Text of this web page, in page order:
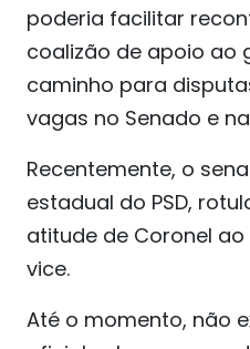
poderia facilitar
coalizão de apoio ao
caminho para
vagas no Senado e
Recentemente, o
estadual do PSD,
atitude de Coronel
vice.
Até o momento, não